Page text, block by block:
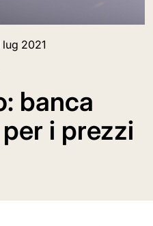
lug 2021
banca
i prezzi